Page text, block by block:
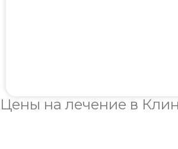
Цены на лечение в